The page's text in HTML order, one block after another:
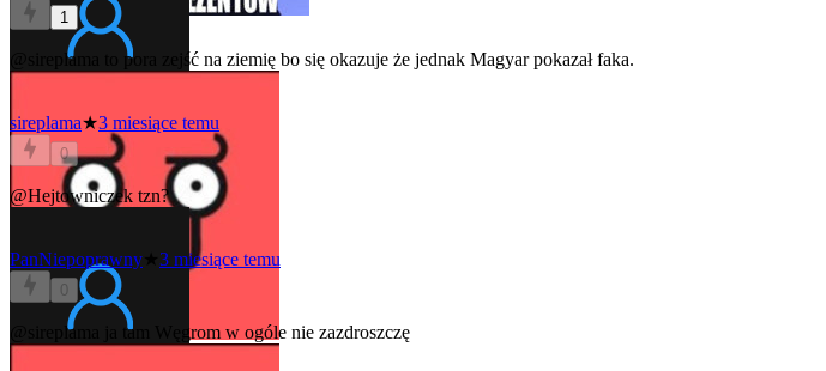
1
@sireplama to pora zejść na ziemię bo się okazuje że jednak Magyar pokazał faka.
sireplama★3 miesiące temu
0
@Hejtowniczek tzn?
PanNiepoprawny 3 miesiące temu
0
@sireplama ja tam Węgrom w ogóle nie zazdroszczę